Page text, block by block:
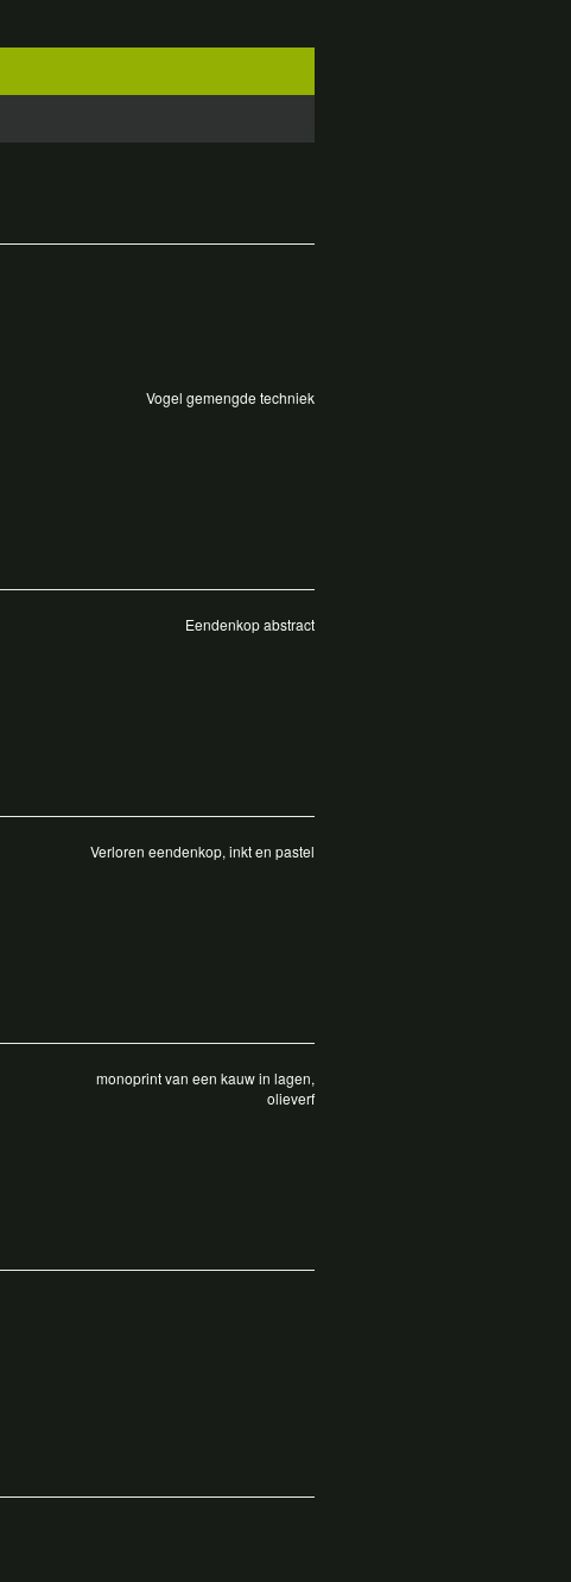
Vogel gemengde techniek
Eendenkop abstract
Verloren eendenkop, inkt en pastel
monoprint van een kauw in lagen,
olieverf